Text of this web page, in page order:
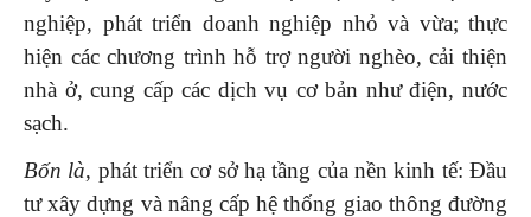
nghiệp, phát triển doanh nghiệp nhỏ và vừa; thực
hiện các chương trình hỗ trợ người nghèo, cải thiện
nhà ở, cung cấp các dịch vụ cơ bản như điện, nước
sạch.
Bốn là, phát triển cơ sở hạ tầng của nền kinh tế: Đầu
tư xây dựng và nâng cấp hệ thống giao thông đường